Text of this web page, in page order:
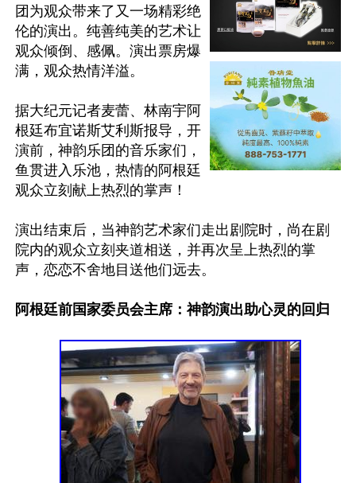
团为观众带来了又一场精彩绝
伦的演出。纯善纯美的艺术让
观众倾倒、感佩。演出票房爆
满，观众热情洋溢。
据大纪元记者麦蕾、林南宇阿
根廷布宜诺斯艾利斯报导，开
演前，神韵乐团的音乐家们，
鱼贯进入乐池，热情的阿根廷
观众立刻献上热烈的掌声！
演出结束后，当神韵艺术家们走出剧院时，尚在剧
院内的观众立刻夹道相送，并再次呈上热烈的掌
声，恋恋不舍地目送他们远去。
阿根廷前国家委员会主席：神韵演出助心灵的回归